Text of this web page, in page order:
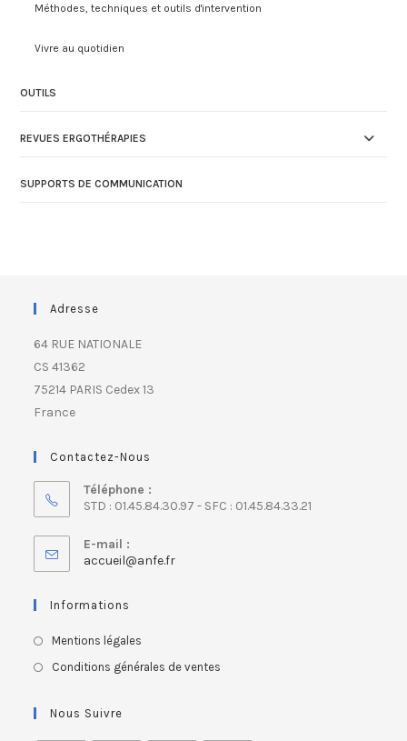
Méthodes, techniques et outils d'intervention
Vivre au quotidien
OUTILS
REVUES ERGOTHÉRAPIES
SUPPORTS DE COMMUNICATION
Adresse
64 RUE NATIONALE
CS 41362
75214 PARIS Cedex 13
France
Contactez-Nous
Téléphone :
STD : 01.45.84.30.97 - SFC : 01.45.84.33.21
E-mail :
accueil@anfe.fr
Informations
Mentions légales
Conditions générales de ventes
Nous Suivre